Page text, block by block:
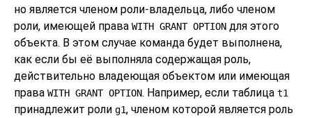
но является членом роли-владельца, либо членом
роли, имеющей права WITH GRANT OPTION для этого
объекта. В этом случае команда будет выполнена,
как если бы её выполняла содержащая роль,
действительно владеющая объектом или имеющая
права WITH GRANT OPTION. Например, если таблица t1
принадлежит роли g1, членом которой является роль